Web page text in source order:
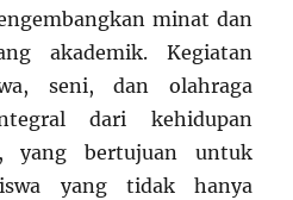
minat dan
akademik. Kegiatan
seni, dan olahraga
dari kehidupan
yang bertujuan untuk
yang tidak hanya